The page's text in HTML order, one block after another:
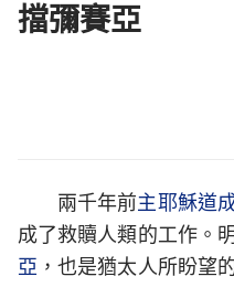
擋彌賽亞
兩千年前主耶穌道
成了救贖人類的工作。
亞 ，也是猶太人所盼望